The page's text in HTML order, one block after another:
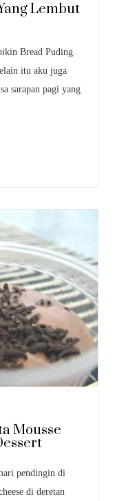
Lembut
Bread Puding.
itu aku juga
sarapan pagi yang
Mousse
pendingin di
di deretan